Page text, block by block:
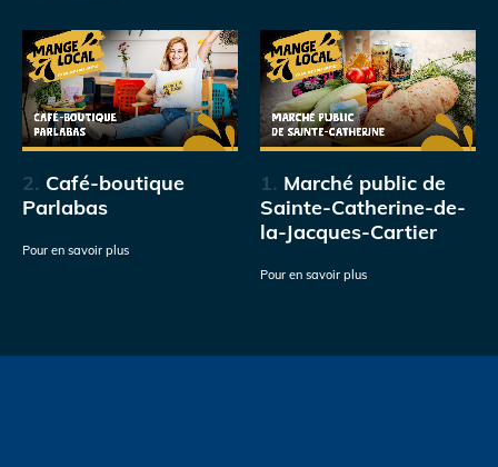
2. Café-boutique
Parlabas
Pour en savoir plus
1. Marché public de
Sainte-Catherine-de-
la-Jacques-Cartier
Pour en savoir plus